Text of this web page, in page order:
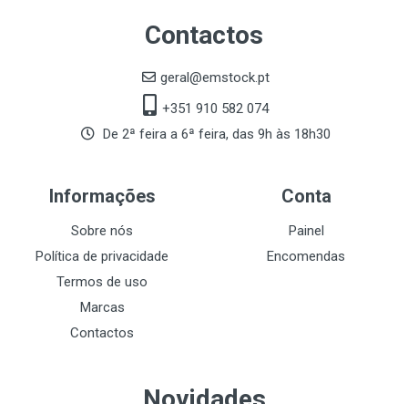
Contactos
geral@emstock.pt
+351 910 582 074
De 2ª feira a 6ª feira, das 9h às 18h30
Informações
Sobre nós
Política de privacidade
Termos de uso
Marcas
Contactos
Conta
Painel
Encomendas